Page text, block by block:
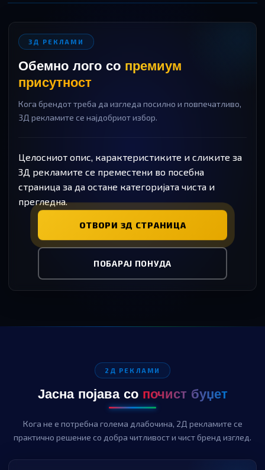
3Д РЕКЛАМИ
Обемно лого со премиум
присутност
Кога брендот треба да изгледа посилно и повпечатливо,
3Д рекламите се најдобриот избор.
Целосниот опис, карактеристиките и сликите за
3Д рекламите се преместени во посебна
страница за да остане категоријата чиста и
прегледна.
ОТВОРИ 3Д СТРАНИЦА
ПОБАРАЈ ПОНУДА
2Д РЕКЛАМИ
Јасна појава со почист буџет
Кога не е потребна голема длабочина, 2Д рекламите се
практично решение со добра читливост и чист бренд изглед.